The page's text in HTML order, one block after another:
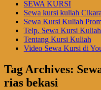
SEWA KURSI
Sewa kursi kuliah
Sewa Kursi Kuliah
Telp. Sewa Kursi Kuliah
Tentang Kursi Kuliah
Video Sewa Kursi di
Tag Archives:
rias bekasi